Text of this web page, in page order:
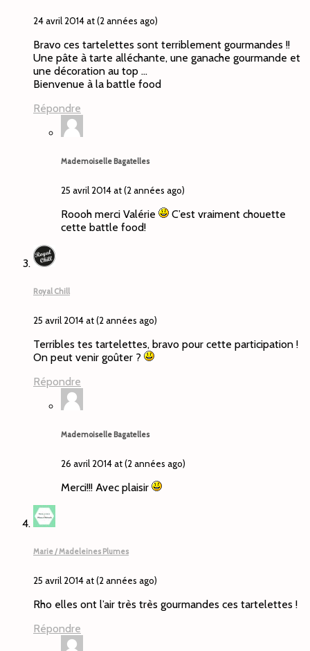
24 avril 2014 at (2 années ago)
Bravo ces tartelettes sont terriblement gourmandes !!
Une pâte à tarte alléchante, une ganache gourmande et
une décoration au top …
Bienvenue à la battle food
Répondre
Mademoiselle Bagatelles
25 avril 2014 at (2 années ago)
Roooh merci Valérie
C’est vraiment chouette
cette battle food!
Royal Chill
25 avril 2014 at (2 années ago)
Terribles tes tartelettes, bravo pour cette participation !
On peut venir goûter ?
Répondre
Mademoiselle Bagatelles
26 avril 2014 at (2 années ago)
Merci!!! Avec plaisir
Marie / Madeleines Plumes
25 avril 2014 at (2 années ago)
Rho elles ont l’air très très gourmandes ces tartelettes !
Répondre